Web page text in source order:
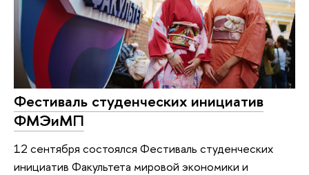
Фестиваль студенческих инициатив
ФМЭиМП
12 сентября состоялся Фестиваль студенческих
инициатив Факультета мировой экономики и